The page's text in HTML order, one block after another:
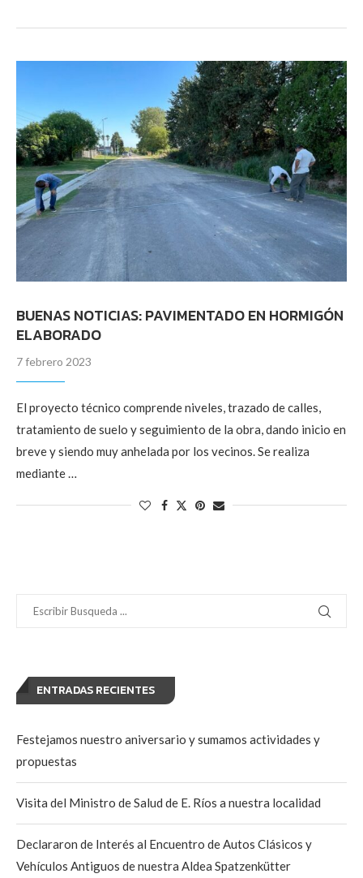
BUENAS NOTICIAS: PAVIMENTADO EN HORMIGÓN
ELABORADO
7 febrero 2023
El proyecto técnico comprende niveles, trazado de calles,
tratamiento de suelo y seguimiento de la obra, dando inicio en
breve y siendo muy anhelada por los vecinos. Se realiza
mediante …
ENTRADAS RECIENTES
Festejamos nuestro aniversario y sumamos actividades y
propuestas
Visita del Ministro de Salud de E. Ríos a nuestra localidad
Declararon de Interés al Encuentro de Autos Clásicos y
Vehículos Antiguos de nuestra Aldea Spatzenkütter